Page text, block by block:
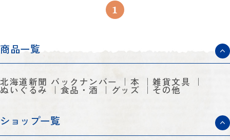
1
商品一覧
北海道新聞 バックナンバー 本 雑貨文具
ぬいぐるみ 食品・酒 グッズ その他
ショップ一覧